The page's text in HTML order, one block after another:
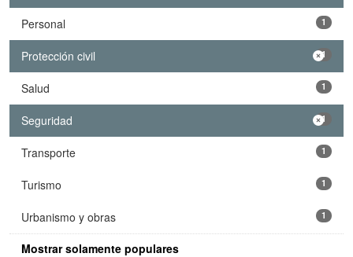
Personal 1
Protección civil 1
Salud 1
Seguridad 1
Transporte 1
Turismo 1
Urbanismo y obras 1
Mostrar solamente populares